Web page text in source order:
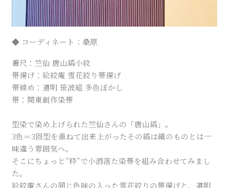
◆ コーディネート：桑原
着尺：竺仙 唐山縞小紋
帯揚げ：絵絞庵 雪花絞り帯揚げ
帯締め：道明 笹波組 多色ぼかし
帯：関東創作染帯
型染で染め上げられた竺仙さんの「唐山縞」。
3色＝3回型を重ねて出来上がったその縞は織のものとは一
味違う雰囲気へ。
そこにちょっと”粋”で小洒落た染帯を組み合わせてみまし
た。
絵絞庵さんの同じ色味の入った雪花絞りの帯揚げと、道明